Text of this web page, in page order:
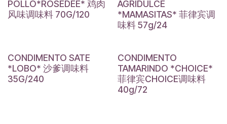
POLLO*ROSEDEE* 鸡肉
风味调味料 70G/120
AGRIDULCE
*MAMASITAS* 菲律宾调
味料 57g/24
CONDIMENTO SATE
*LOBO* 沙爹调味料
35G/240
CONDIMENTO
TAMARINDO *CHOICE*
菲律宾CHOICE调味料
40g/72